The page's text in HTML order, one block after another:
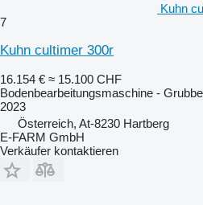
Kuhn
7
Kuhn cultimer 300r
16.154 € ≈ 15.100 CHF
Bodenbearbeitungsmaschine -
2023
Österreich, At-8230 Hartberg
E-FARM GmbH
Verkäufer kontaktieren